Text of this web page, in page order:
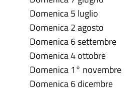
Domenica 5 luglio
Domenica 2 agosto
Domenica 6 settembre
Domenica 4 ottobre
Domenica 1° novembre
Domenica 6 dicembre